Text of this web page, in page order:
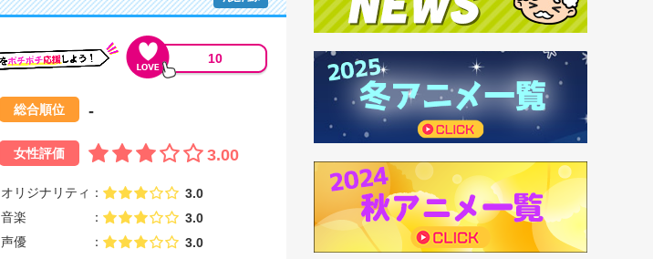
10
総合順位 -
女性評価 3.00
オリジナリティ
3.0
音楽
3.0
声優 3.0